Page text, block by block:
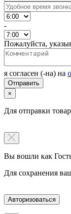
-
Пожалуйста,
я согласен (-на) на
×
Для отправки
Вы вошли как
Для сохранения
Авторизоваться